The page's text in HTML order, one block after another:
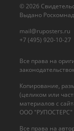
Все права на
Копирование,
(целиком или
материалов с
ООО "РУПОСТЕРС"
Все права на
© 2026
Выдано
mail@ruposters.ru
+7 (495) 920-10-27